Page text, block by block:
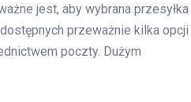
jest, aby wybrana przesyłka
przeważnie kilka opcji
poczty. Dużym